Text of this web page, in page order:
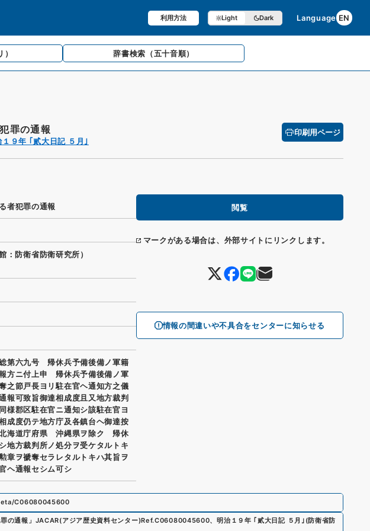
利用方法 Light Dark Language EN
辞書検索 （五十音順）
罪の通報
１９年 ｢貳大日記 ５月｣
印刷用ページ
閲覧
マークがある場合は、外部サイトにリンクします。
情報の間違いや不具合をセンターに知らせる
者犯罪の通報
防衛省防衛研究所）
六九号 帰休兵予備後備ノ軍籍
方ニ付上申 帰休兵予備後備ノ軍
之節戸長ヨリ駐在官ヘ通知方之儀
報可致旨御達相成度且又地方裁判
様郡区駐在官ニ通知シ該駐在官ヨ
成度仍テ地方庁及各鎮台ヘ御達按
海道庁府県 沖縄県ヲ除ク 帰休
地方裁判所ノ処分ヲ受ケタルトキ
章ヲ褫奪セラレタルトキハ其旨ヲ
ヘ通報セシム可シ
C06080045600
の通報 」 JACAR(アジア歴史資料センター)Ref.C06080045600、明治１９年 ｢貳大日記 ５月｣ (防衛省防